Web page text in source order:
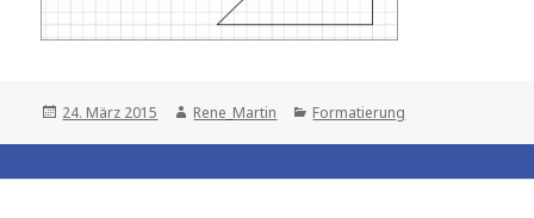
Posted
24. März 2015 Author
Rene_Martin Categories
Formatierung